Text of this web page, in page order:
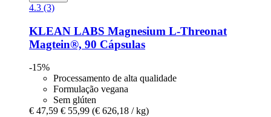
4.3 (3)
KLEAN LABS Magnesium L-​Threonat
Magtein®, 90 Cápsulas
-15%
Processamento de alta qualidade
Formulação vegana
Sem glúten
€ 47,59 € 55,99 (€ 626,18 / kg)